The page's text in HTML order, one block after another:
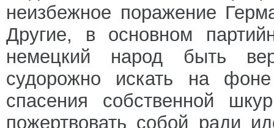
неизбежное поражение
Другие, в основном
немецкий народ быть
судорожно искать на
спасения собственной
пожертвовать собой ради